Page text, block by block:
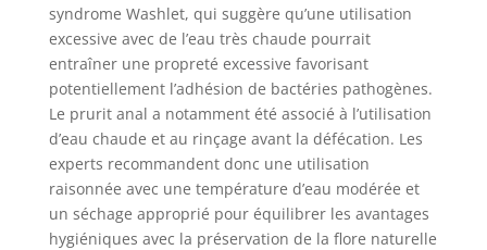
syndrome Washlet, qui suggère qu’une utilisation
excessive avec de l’eau très chaude pourrait
entraîner une propreté excessive favorisant
potentiellement l’adhésion de bactéries pathogènes.
Le prurit anal a notamment été associé à l’utilisation
d’eau chaude et au rinçage avant la défécation. Les
experts recommandent donc une utilisation
raisonnée avec une température d’eau modérée et
un séchage approprié pour équilibrer les avantages
hygiéniques avec la préservation de la flore naturelle